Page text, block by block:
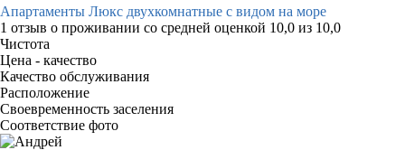
Апартаменты Люкс двухкомнатные с видом на море
1 отзыв о проживании со средней оценкой 10,0 из 10,0
Чистота
Цена - качество
Качество обслуживания
Расположение
Своевременность заселения
Соответствие фото